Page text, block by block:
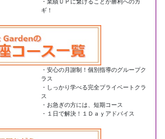
・業績ＵＰに繋げることが勝利へのカ
ギ！
・安心の月謝制！個別指導のグループク
ラス
・しっかり学べる完全プライベートクラ
ス
・お急ぎの方には、短期コース
・１日で解決！１Ｄａｙアドバイス